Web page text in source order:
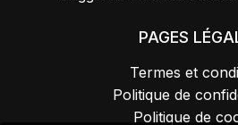
PAGES
Termes et
Politique de
Politique de